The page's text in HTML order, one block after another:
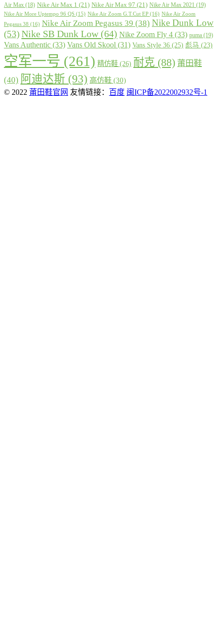
Air Max (18) Nike Air Max 1 (21) Nike Air Max 97 (21) Nike Air Max 2021 (19)
Nike Air More Uptempo 96 QS (15) Nike Air Zoom G.T.Cut EP (16) Nike Air Zoom
Pegasus 38 (16) Nike Air Zoom Pegasus 39 (38) Nike Dunk Low
(53)Nike SB Dunk Low(64) Nike Zoom Fly 4 (33) puma (19)
Vans Authentic (33) Vans Old Skool (31) Vans Style 36 (25) 彪马 (23)
空军一号 (261) 精仿鞋 (26) 耐克 (88) 莆田鞋
(40) 阿迪达斯 (93) 高仿鞋 (30)
© 2022 莆田鞋官网 友情链接： 百度 闽ICP备2022002932号-1